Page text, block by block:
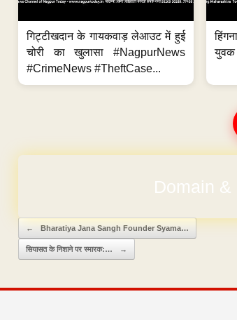
गिट्टीखदान के गायकवाड़ लेआउट में हुई
चोरी का खुलासा #NagpurNews
#CrimeNews #TheftCase...
युवक
Domain &
Post navigation
← Bharatiya Jana Sangh Founder Syama…
सियासत के निशाने पर स्मारक:… →